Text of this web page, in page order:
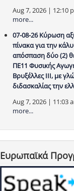
Aug 7, 2026 | 12:10
more...
07-08-26 Κύρωση
πίνακα για την
απόσπαση δύο (2)
ΠΕ11 Φυσικής
Βρυξέλλες ΙΙΙ, με
διδασκαλίας την
Aug 7, 2026 | 11:03
more...
Ευρωπαϊκά